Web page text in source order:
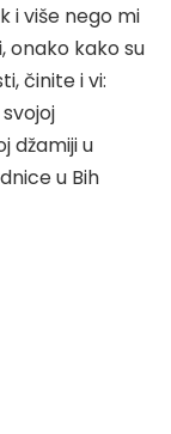
i više nego mi
onako kako su
činite i vi:
džamiji u
u Bih